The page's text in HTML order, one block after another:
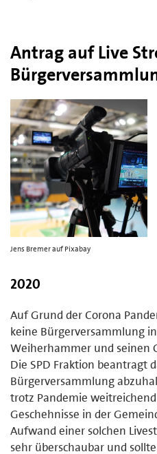
Antrag auf Live
Jens Bremer auf Pixabay
2020
Auf Grund der Corona
keine Bürgerversammlung
Weiherhammer und seinen
Die SPD Fraktion beantragt
Bürgerversammlung
trotz Pandemie
Geschehnisse in der
Aufwand einer solchen
sehr überschaubar und